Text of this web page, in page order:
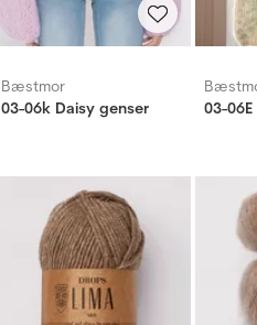
Bæstmor
03-06k Daisy genser
03-